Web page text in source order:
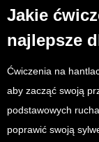
Jakie
najlepsze
Ćwiczenia na
aby zacząć swoją
podstawowych
poprawić swoją